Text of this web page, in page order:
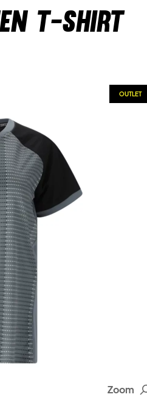
T-shirt
Zoom
OUTLET